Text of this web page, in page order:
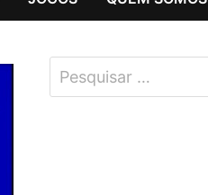
Pesquisar
por: